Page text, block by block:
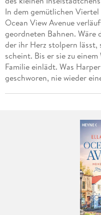
In dem gemütlichen
Ocean View Avenue
geordneten Bahnen. Wäre
der ihr Herz stolpern lässt,
scheint. Bis er sie zu
Familie einlädt. Was
geschworen, nie wieder